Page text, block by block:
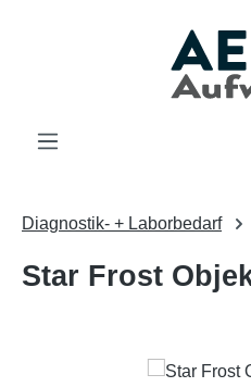
Diagnostik- + Laborbedarf
Star Frost
Bildergalerie überspringen